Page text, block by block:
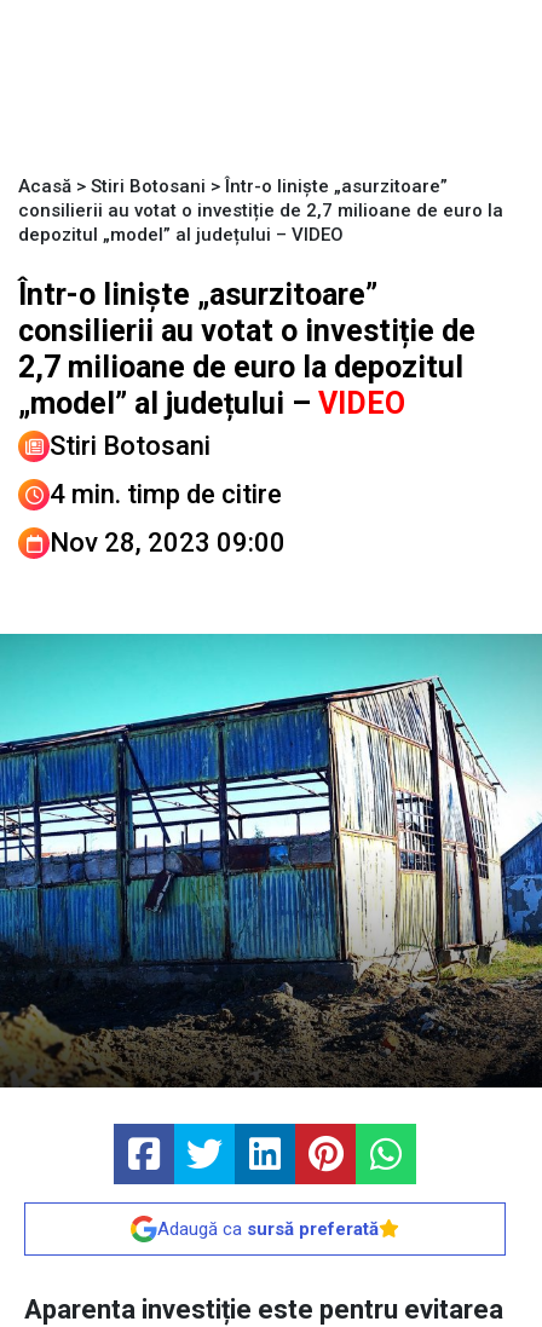
Acasă > Stiri Botosani >Într-o liniște „asurzitoare”
consilierii au votat o investiție de 2,7 milioane de euro la
depozitul „model” al județului – VIDEO
Într-o liniște „asurzitoare”
consilierii au votat o investiție de
2,7 milioane de euro la depozitul
„model” al județului – VIDEO
Stiri Botosani
4 min. timp de citire
Nov 28, 2023 09:00
Adaugă ca sursă preferată
Aparenta investiție este pentru evitarea